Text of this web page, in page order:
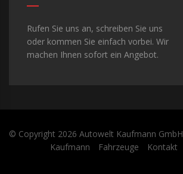
Rufen Sie uns an, schreiben Sie uns
oder kommen Sie einfach vorbei. Wir
machen Ihnen sofort ein Angebot.
© Copyright 2026 Autowelt Kaufmann GmbH
Kaufmann
Fahrzeuge Kontakt